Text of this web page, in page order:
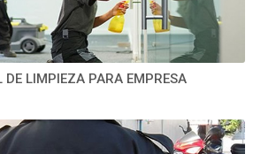
DE LIMPIEZA PARA EMPRESA